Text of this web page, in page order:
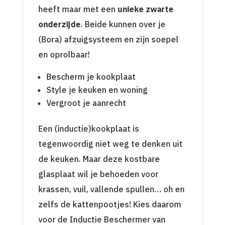
heeft maar met een unieke zwarte
onderzijde. Beide kunnen over je
(Bora) afzuigsysteem en zijn soepel
en oprolbaar!
Bescherm je kookplaat
Style je keuken en woning
Vergroot je aanrecht
Een (inductie)kookplaat is
tegenwoordig niet weg te denken uit
de keuken. Maar deze kostbare
glasplaat wil je behoeden voor
krassen, vuil, vallende spullen… oh en
zelfs de kattenpootjes! Kies daarom
voor de Inductie Beschermer van